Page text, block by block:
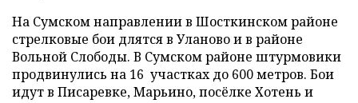
На Сумском направлении в Шосткинском районе
стрелковые бои длятся в Уланово и в районе
Вольной Слободы. В Сумском районе штурмовики
продвинулись на 16 участках до 600 метров. Бои
идут в Писаревке, Марьино, посёлке Хотень и